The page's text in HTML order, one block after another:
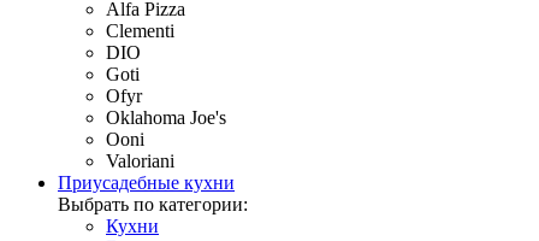
Alfa Pizza
Clementi
DIO
Goti
Ofyr
Oklahoma Joe's
Ooni
Valoriani
Приусадебные кухни
Выбрать по категории:
Кухни